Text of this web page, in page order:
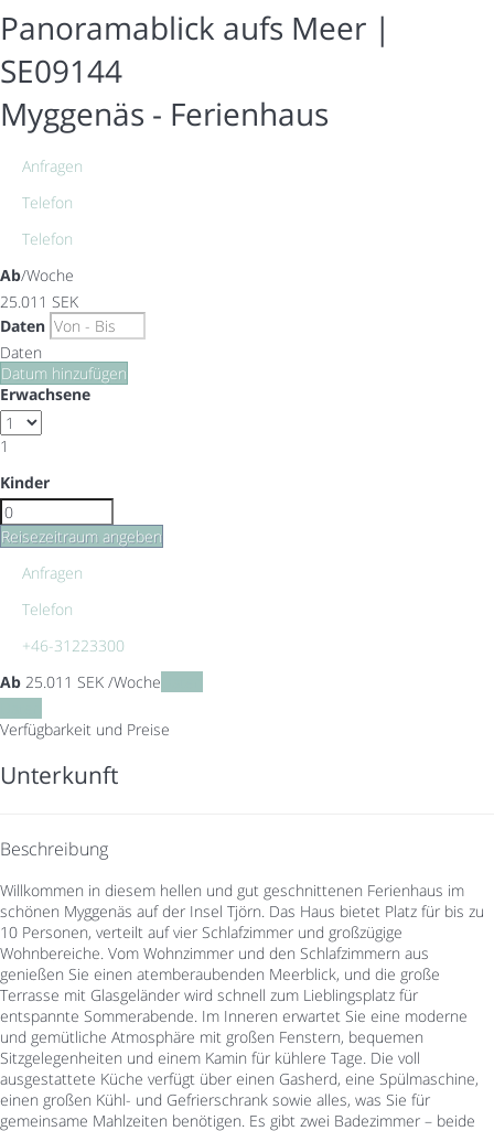
Panoramablick aufs Meer |
SE09144
Myggenäs - Ferienhaus
Anfragen
Telefon
Telefon
Ab/Woche
25.011 SEK
Daten
Daten
Datum hinzufügen
Erwachsene
1
Kinder
Reisezeitraum angeben
Anfragen
Telefon
+46-31223300
Ab 25.011 SEK /Woche
Verfügbarkeit und Preise
Unterkunft
Beschreibung
Willkommen in diesem hellen und gut geschnittenen Ferienhaus im
schönen Myggenäs auf der Insel Tjörn. Das Haus bietet Platz für bis zu
10 Personen, verteilt auf vier Schlafzimmer und großzügige
Wohnbereiche. Vom Wohnzimmer und den Schlafzimmern aus
genießen Sie einen atemberaubenden Meerblick, und die große
Terrasse mit Glasgeländer wird schnell zum Lieblingsplatz für
entspannte Sommerabende. Im Inneren erwartet Sie eine moderne
und gemütliche Atmosphäre mit großen Fenstern, bequemen
Sitzgelegenheiten und einem Kamin für kühlere Tage. Die voll
ausgestattete Küche verfügt über einen Gasherd, eine Spülmaschine,
einen großen Kühl- und Gefrierschrank sowie alles, was Sie für
gemeinsame Mahlzeiten benötigen. Es gibt zwei Badezimmer – beide